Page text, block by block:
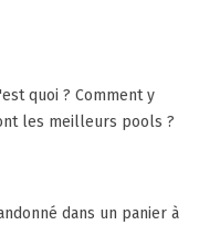
quoi ? Comment y
les meilleurs pools ?
dans un panier à